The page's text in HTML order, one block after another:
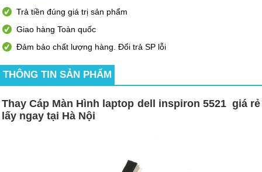
Trả tiền đúng giá trị sản phẩm
Giao hàng Toàn quốc
Đảm bảo chất lượng hàng. Đổi trả SP lỗi
THÔNG TIN SẢN PHẨM
Thay Cáp Màn Hình laptop dell inspiron 5521 giá rẻ
lấy ngay tại Hà Nội